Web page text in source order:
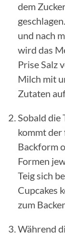
dem
und nach
wird das
Prise Salz
Milch mit
Zutaten
Sobald die
kommt der
Backform
Formen
Teig sich
Cupcakes
zum
Während